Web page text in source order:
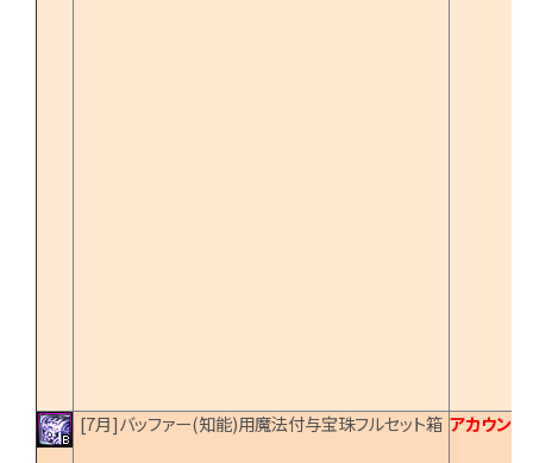
[7月]バッファー(知能)用魔法付与宝珠フルセット箱 アカウント